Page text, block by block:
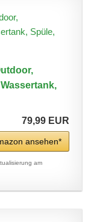
79,99 EUR
ansehen*
am